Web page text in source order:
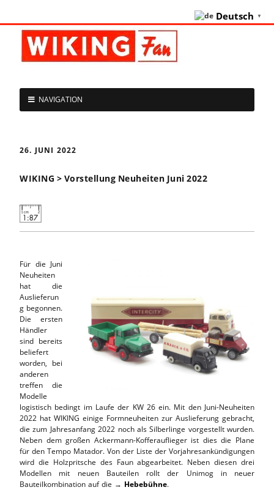
NAVIGATION
26. JUNI 2022
WIKING > Vorstellung Neuheiten Juni 2022
Für die Juni
Neuheiten
hat die
Auslieferun
g begonnen.
Die ersten
Händler
sind bereits
beliefert
worden, bei
anderen
treffen die
Modelle
logistisch bedingt im Laufe der KW 26 ein. Mit den Juni-Neuheiten
2022 hat WIKING einige Formneuheiten zur Auslieferung gebracht,
die zum Jahresanfang 2022 noch als Silberlinge vorgestellt wurden.
Neben dem großen Ackermann-Kofferauflieger ist dies die Plane
für den Tempo Matador. Von der Liste der Vorjahresankündigungen
wird die Holzpritsche des Faun abgearbeitet. Neben diesen drei
Modellen mit neuen Bauteilen rollt der Unimog in neuer
Bauteilkombination auf die → Hebebühne.
Deutsch ▼